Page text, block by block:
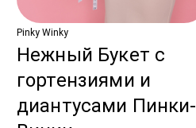
Pinky Winky
Нежный Букет с
гортензиями и
диантусами Пинки-